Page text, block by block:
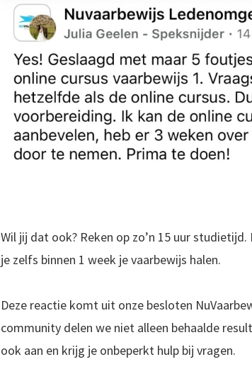
Wil jij dat ook? Reken op zo’n 15 uur
je zelfs binnen 1 week je vaarbewijs halen.
Deze reactie komt uit onze besloten
community delen we niet alleen behaalde
ook aan en krijg je onbeperkt hulp bij vragen.